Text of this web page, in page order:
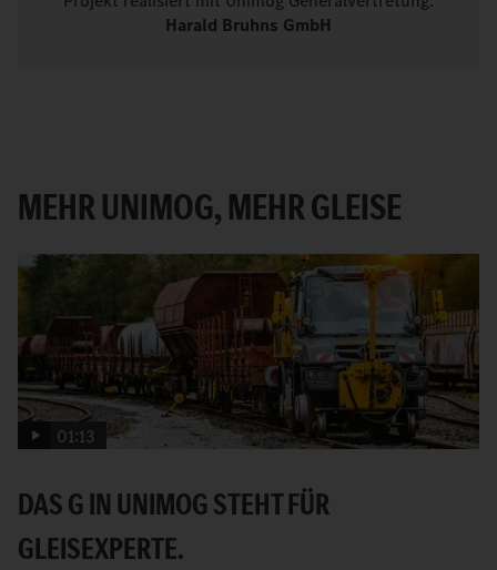
Harald Bruhns GmbH
MEHR UNIMOG, MEHR GLEISE
01:13
DAS G IN UNIMOG STEHT FÜR
GLEISEXPERTE.